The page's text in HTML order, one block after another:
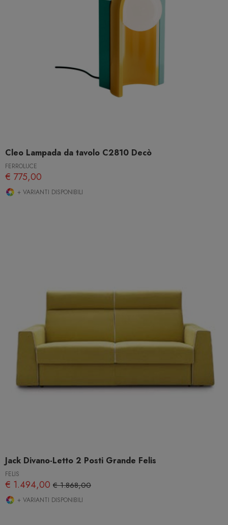
Cleo Lampada da tavolo C2810 Decò
FERROLUCE
€ 775,00
+ VARIANTI DISPONIBILI
Jack Divano-Letto 2 Posti Grande Felis
FELIS
€ 1.494,00 € 1.868,00
+ VARIANTI DISPONIBILI